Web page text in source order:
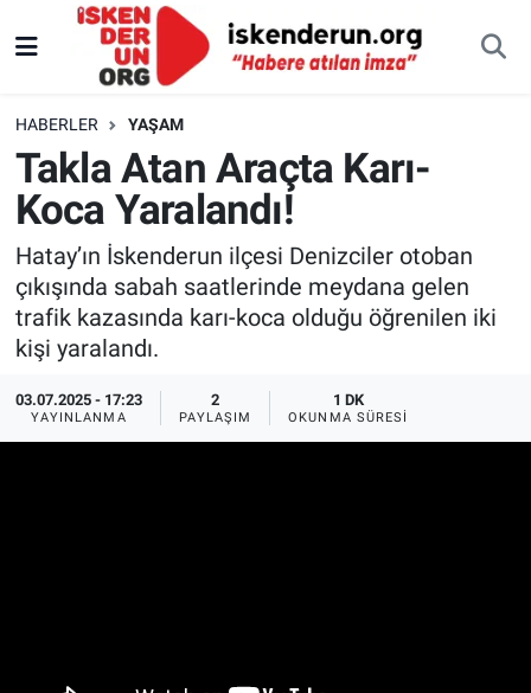
HABERLER YAŞAM
Takla Atan Araçta Karı-
Koca Yaralandı!
Hatay’ın İskenderun ilçesi Denizciler otoban
çıkışında sabah saatlerinde meydana gelen
trafik kazasında karı-koca olduğu öğrenilen iki
kişi yaralandı.
03.07.2025 - 17:23
YAYINLANMA
2
PAYLAŞIM
1 DK
OKUNMA SÜRESI